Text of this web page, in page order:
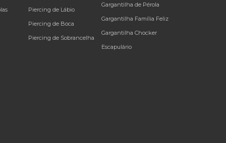
Piercing de Lábio
Piercing de Boca
Piercing de Sobrancelha
Gargantilha de Pérola
Gargantilha Família Feliz
Gargantilha Chocker
Escapulário